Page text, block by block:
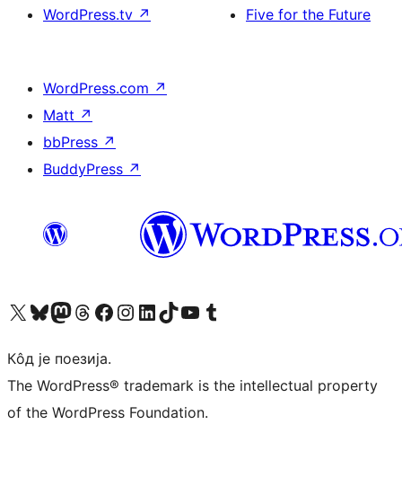
WordPress.tv ↗
Five for the Future
WordPress.com ↗
Matt ↗
bbPress ↗
BuddyPress ↗
Visit our X (formerly Twitter) account
Посетите наш Bluesky налог
Visit our Mastodon account
Посетите наш налог на Threads-у Visit our Facebook page
Посетите наш Инстаграм налог
Visit our LinkedIn account
Посетите наш TikTok налог
Visit our YouTube channel
Посетите наш Tumblr налог
Кôд је поезија.
The WordPress® trademark is the intellectual property
of the WordPress Foundation.